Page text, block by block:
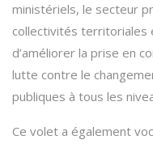
ministériels, le secteur
collectivités territoriales
d’améliorer la prise en
lutte contre le
publiques à tous les
Ce volet a également